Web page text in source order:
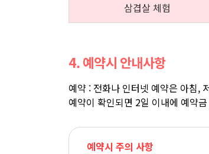
삼겹살 체험
4. 예약시 안내사항
예약 : 전화나 인터넷 예약은 아침,
예약이 확인되면 2일 이내에 예약
예약시 주의 사항